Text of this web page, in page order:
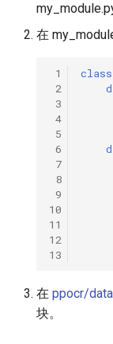
RobustScanner
在
1
2
3
4
5
6
7
8
9
10
11
12
13
class
在 ppocr/
块。